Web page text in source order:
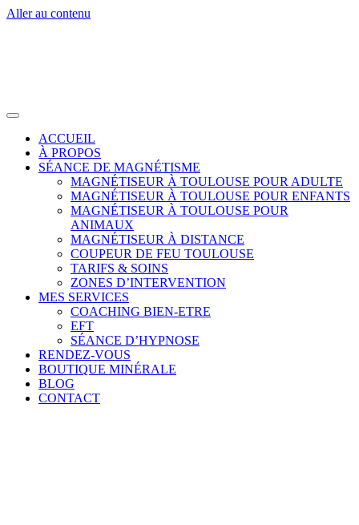
Aller au contenu
ACCUEIL
À PROPOS
SÉANCE DE MAGNÉTISME
MAGNÉTISEUR À TOULOUSE POUR ADULTE
MAGNÉTISEUR À TOULOUSE POUR ENFANTS
MAGNÉTISEUR À TOULOUSE POUR
ANIMAUX
MAGNÉTISEUR À DISTANCE
COUPEUR DE FEU TOULOUSE
TARIFS & SOINS
ZONES D’INTERVENTION
MES SERVICES
COACHING BIEN-ETRE
EFT
SÉANCE D’HYPNOSE
RENDEZ-VOUS
BOUTIQUE MINÉRALE
BLOG
CONTACT